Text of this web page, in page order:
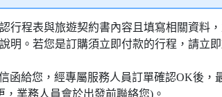
行程表與旅遊契約書內容且填寫相關資料
明。若您是訂購須立即付款的行程，請立
函給您，經專屬服務人員訂單確認OK後
業務人員會於出發前聯絡您)。